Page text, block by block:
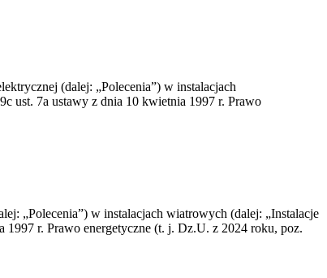
(dalej: „Polecenia”) w instalacjach
ust. 7a ustawy z dnia 10 kwietnia 1997 r. Prawo
„Polecenia”) w instalacjach wiatrowych (dalej: „Instalacje
1997 r. Prawo energetyczne (t. j. Dz.U. z 2024 roku, poz.